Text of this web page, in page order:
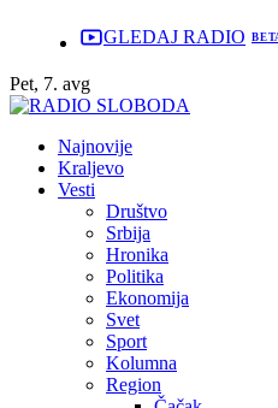
GLEDAJ RADIO
Pet, 7. avg
Najnovije
Kraljevo
Vesti
Društvo
Srbija
Hronika
Politika
Ekonomija
Svet
Sport
Kolumna
Region